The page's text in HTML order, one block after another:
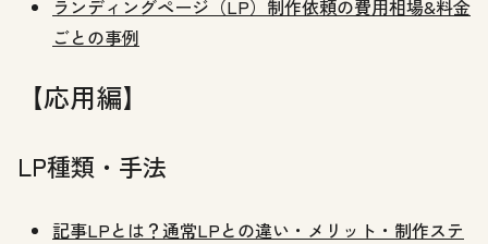
ランディングページ（LP）制作依頼の費用相場&料金
ごとの事例
【応用編】
LP種類・手法
記事LPとは？通常LPとの違い・メリット・制作ステ